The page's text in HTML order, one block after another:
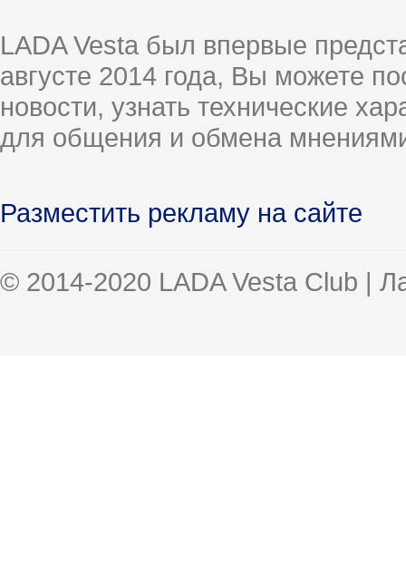
LADA Vesta был впервые
августе 2014 года, Вы можете
новости, узнать технические
для общения и обмена
Разместить рекламу на сайте
© 2014-2020 LADA Vesta Club |